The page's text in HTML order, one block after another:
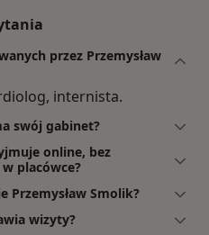
przez Przemysław
internista.
swój gabinet?
online, bez
placówce?
Przemysław Smolik?
wizyty?